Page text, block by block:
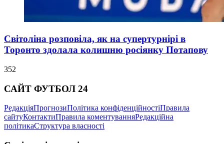
Світоліна розповіла, як на супертурнірі в
Торонто здолала колишню росіянку Потапову
352
САЙТ ФУТБОЛ 24
РедакціяПрогнозиПолітика конфіденційностіПравила
сайтуКонтактиПравила коментуванняРедакційна
політикаСтруктура власності